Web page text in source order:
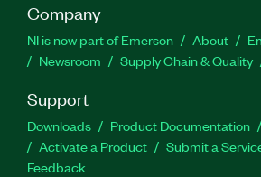
Company
NI is now part of Emerson About
Newsroom
Supply Chain & Quality
Support
Downloads Product Documentation
Activate a Product
Submit a
Feedback